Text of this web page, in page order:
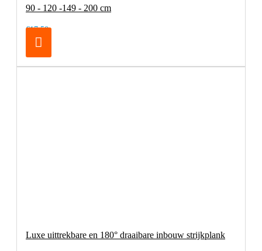
90 - 120 -149 - 200 cm
€17,50
Luxe uittrekbare en 180° draaibare inbouw strijkplank